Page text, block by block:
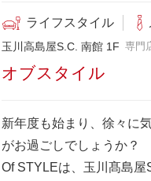
ライフスタイル
玉川高島屋S.C. 南館 1F 専門
オブスタイル
新年度も始まり、徐々に
がお過ごしでしょうか？
Of STYLEは、玉川髙島